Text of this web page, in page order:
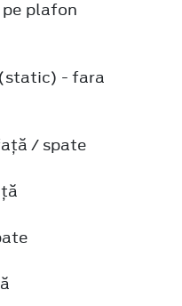
plafon
- fara
/ spate